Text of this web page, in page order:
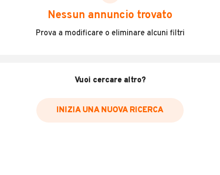
scegliere in modo trasparente e sicuro, come:
Incidenti in cui è stato coinvolto il veicolo
Data e luogo delle revisioni effettuate
Inserisci il numero di targa per verificare la disponibilità
Nessun annuncio trovato
Prova a modificare o eliminare alcuni filtri
Vuoi cercare altro?
INIZIA UNA NUOVA RICERCA